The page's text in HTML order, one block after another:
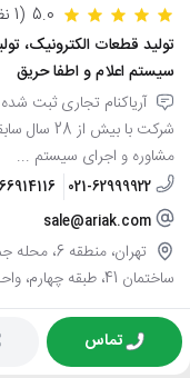
5.0 (1 نظر)
تولید قطعات الکترونیک،
سیستم اعلام و اطفا حریق
آریاکنام تجاری ثبت
شرکت با
مشاوره و اجرای سیستم ...
021-62999922
sale@ariak.com
تهران،
ساختمان 41، طبقه چهارم، واحد 6
تماس